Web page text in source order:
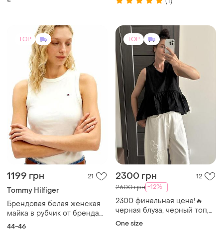
медведем
TOP
1199 грн 21
Tommy Hilfiger
Брендовая белая женская
майка в рубчик от бренда
tommy hilfiger - линии
44-46
TOP
2300 грн 12
2600 грн -12%
2300 финальная цена!🔥
черная блуза, черный топ,
рубашка с баской, корея
One size